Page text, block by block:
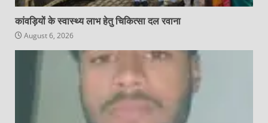
कांवड़ियों के स्वास्थ्य लाभ हेतु चिकित्सा दल रवाना
August 6, 2026